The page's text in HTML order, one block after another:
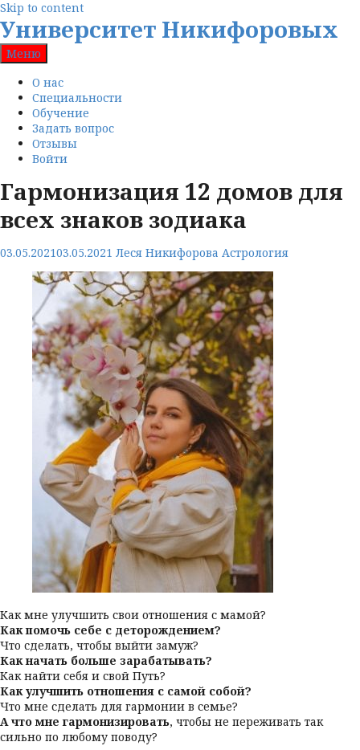
Skip to content
Университет Никифоровых
Меню
О нас
Специальности
Обучение
Задать вопрос
Отзывы
Войти
Гармонизация 12 домов для
всех знаков зодиака
03.05.202103.05.2021 Леся Никифорова Астрология
Как мне улучшить свои отношения с мамой?
Как помочь себе с деторождением?
Что сделать, чтобы выйти замуж?
Как начать больше зарабатывать?
Как найти себя и свой Путь?
Как улучшить отношения с самой собой?
Что мне сделать для гармонии в семье?
А что мне гармонизировать, чтобы не переживать так
сильно по любому поводу?